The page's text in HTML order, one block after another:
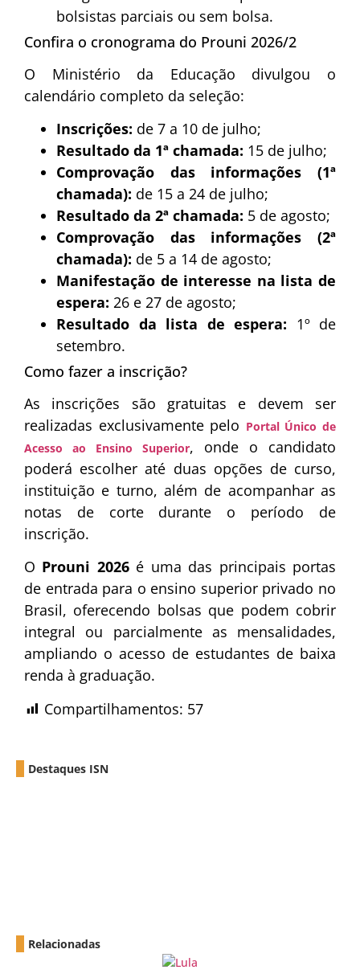
bolsistas parciais ou sem bolsa.
Confira o cronograma do Prouni 2026/2
O Ministério da Educação divulgou o
calendário completo da seleção:
Inscrições: de 7 a 10 de julho;
Resultado da 1ª chamada: 15 de julho;
Comprovação das informações (1ª
chamada): de 15 a 24 de julho;
Resultado da 2ª chamada: 5 de agosto;
Comprovação das informações (2ª
chamada): de 5 a 14 de agosto;
Manifestação de interesse na lista de
espera: 26 e 27 de agosto;
Resultado da lista de espera: 1º de
setembro.
Como fazer a inscrição?
As inscrições são gratuitas e devem ser
realizadas exclusivamente pelo Portal Único de
Acesso ao Ensino Superior, onde o candidato
poderá escolher até duas opções de curso,
instituição e turno, além de acompanhar as
notas de corte durante o período de
inscrição.
O Prouni 2026é uma das principais portas
de entrada para o ensino superior privado no
Brasil, oferecendo bolsas que podem cobrir
integral ou parcialmente as mensalidades,
ampliando o acesso de estudantes de baixa
renda à graduação.
Compartilhamentos: 57
Destaques ISN
Relacionadas